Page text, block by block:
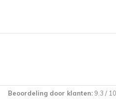
Beoordeling door klanten:9.3 / 10